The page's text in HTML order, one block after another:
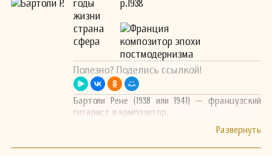
годы
жизни
р.1938
страна
Франция
сфера
композитор эпохи
постмодернизма
Полезно? Поделись ссылкой!
Бартоли Рене (1938 или 1941) — французский
гитарист и композитор.